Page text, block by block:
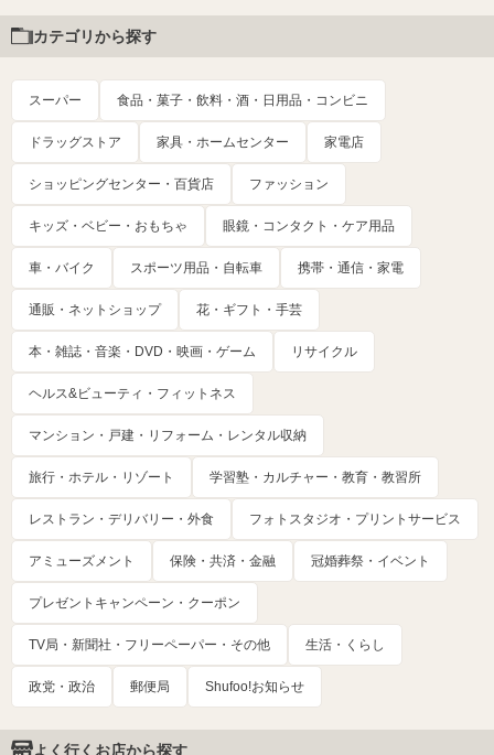
カテゴリから探す
スーパー 食品・菓子・飲料・酒・日用品・コンビニ
ドラッグストア 家具・ホームセンター 家電店
ショッピングセンター・百貨店 ファッション
キッズ・ベビー・おもちゃ 眼鏡・コンタクト・ケア用品
車・バイク スポーツ用品・自転車 携帯・通信・家電
通販・ネットショップ 花・ギフト・手芸
本・雑誌・音楽・DVD・映画・ゲーム リサイクル
ヘルス&ビューティ・フィットネス
マンション・戸建・リフォーム・レンタル収納
旅行・ホテル・リゾート 学習塾・カルチャー・教育・教習所
レストラン・デリバリー・外食 フォトスタジオ・プリントサービス
アミューズメント 保険・共済・金融 冠婚葬祭・イベント
プレゼントキャンペーン・クーポン
TV局・新聞社・フリーペーパー・その他 生活・くらし
政党・政治 郵便局 Shufoo!お知らせ
よく行くお店から探す